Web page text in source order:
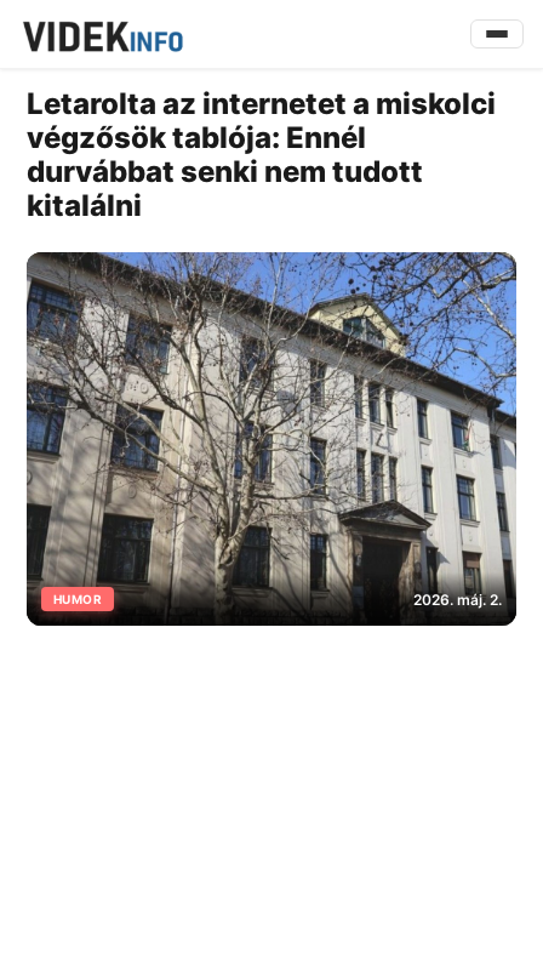
Letarolta az internetet a miskolci
végzősök tablója: Ennél
durvábbat senki nem tudott
kitalálni
HUMOR 2026. máj. 2.